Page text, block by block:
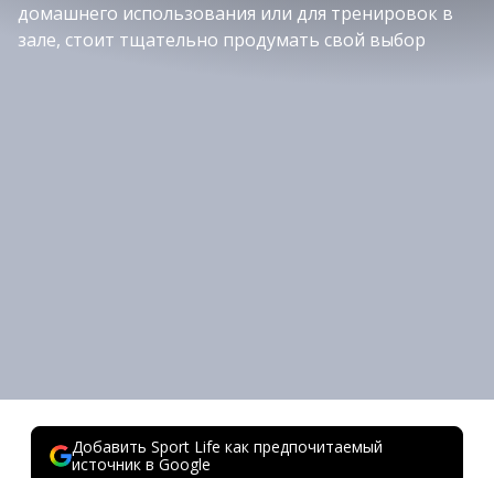
домашнего использования или для тренировок в
зале, стоит тщательно продумать свой выбор
Добавить Sport Life как предпочитаемый
источник в Google